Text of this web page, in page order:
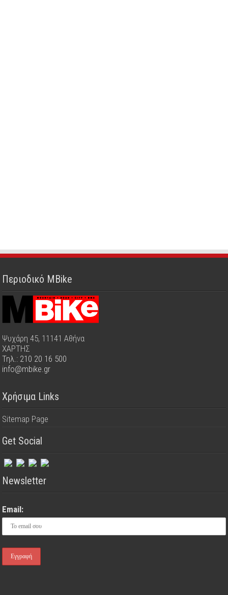
Περιοδικό MBike
Ψυχάρη 45, 11141 Αθήνα
ΧΑΡΤΗΣ
Τηλ.: 210 20 16 500
info@mbike.gr
Χρήσιμα Links
Sitemap Page
Get Social
Newsletter
Email: